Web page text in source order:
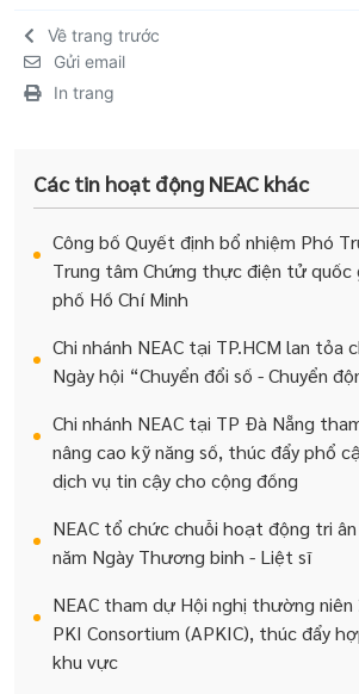
Về trang trước
Gửi email
In trang
Các tin hoạt động NEAC khác
Công bố Quyết định bổ nhiệm Phó
Trung tâm Chứng thực điện tử quốc
phố Hồ Chí Minh
Chi nhánh NEAC tại TP.HCM lan tỏa
Ngày hội “Chuyển đổi số - Chuyển
Chi nhánh NEAC tại TP Đà Nẵng
nâng cao kỹ năng số, thúc đẩy phổ
dịch vụ tin cậy cho cộng đồng
NEAC tổ chức chuỗi hoạt động tri
năm Ngày Thương binh - Liệt sĩ
NEAC tham dự Hội nghị thường niên
PKI Consortium (APKIC), thúc đẩy
khu vực